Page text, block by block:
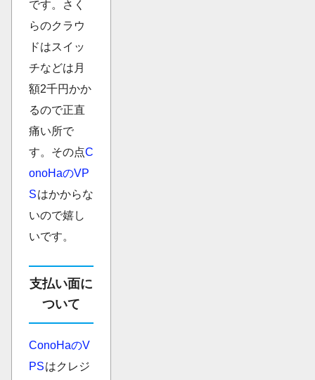
です。さく
らのクラウ
ドはスイッ
チなどは月
額2千円かか
るので正直
痛い所で
す。その点C
onoHaのVP
Sはかからな
いので嬉し
いです。
支払い面に
ついて
ConoHaのV
PSはクレジ